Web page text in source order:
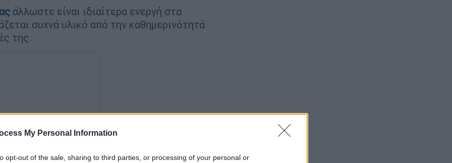
My Personal Information
opt-out of the sale, sharing to third parties, or processing of your personal or
άλλωστε είναι ιδιαίτερα ενεργή στα
συχνά υλικό από την καθημερινότητά
της.